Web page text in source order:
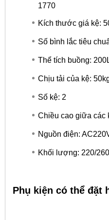
1770
Kích thước giá kệ:
Số bình lắc tiêu
Thể tích buồng:
Chịu tải của kệ:
Số kệ: 2
Chiều cao giữa các
Nguồn điện:
Khối lượng: 220/
Phụ kiện có thể đặt